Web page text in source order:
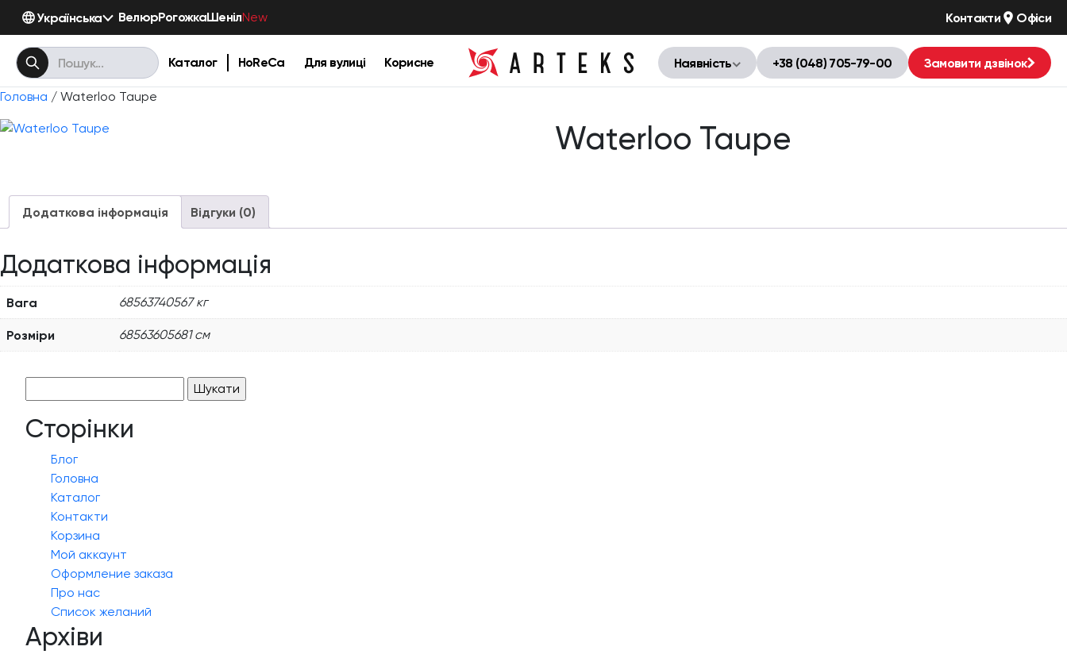
Українська ВелюрРогожкаШенілNew Контакти Офіси
Каталог HoReCa Для вулиці Корисне Наявність +38 (048) 705-79-00 Замовити дзвінок
Головна / Waterloo Taupe
Waterloo Taupe
Додаткова інформація Відгуки (0)
Додаткова інформація
Вага 68563740567 кг
Розміри 68563605681 см
Сторінки
Блог
Головна
Каталог
Контакти
Корзина
Мой аккаунт
Оформление заказа
Про нас
Список желаний
Архіви